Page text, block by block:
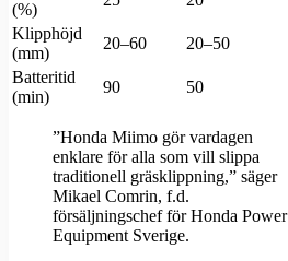
(%)
Klipphöjd
(mm)
20–60
20–50
Batteritid
(min)
90 50
”Honda Miimo gör vardagen
enklare för alla som vill slippa
traditionell gräsklippning,” säger
Mikael Comrin, f.d.
försäljningschef för Honda Power
Equipment Sverige.